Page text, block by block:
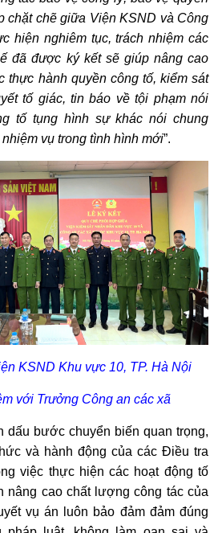
chặt chẽ giữa Viện KSND và Công
hiện nghiêm tục, trách nhiệm các
đã được ký kết sẽ giúp nâng cao
thực hành quyền công tố, kiểm sát
tố giác, tin báo về tội phạm nói
tố tụng hình sự khác nói chung
vụ trong tình hình mới”.
KSND Khu vực 10, TP. Hà Nội
với Trưởng Công an các xã
bước chuyển biến quan trọng,
và hành động của các Điều tra
việc thực hiện các hoạt động tố
nâng cao chất lượng công tác của
vụ án luôn bảo đảm đảm đúng